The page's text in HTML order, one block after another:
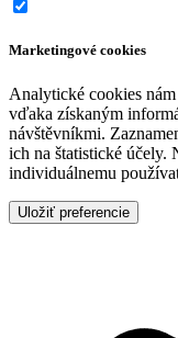
Marketingové cookies
Analytické cookies
vďaka získaným
návštěvníkmi.
ich na štatistické účely.
individuálnemu
Uložiť preferencie